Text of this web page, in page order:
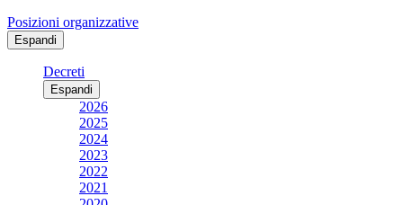
Posizioni organizzative
Espandi
Decreti
Espandi
2026
2025
2024
2023
2022
2021